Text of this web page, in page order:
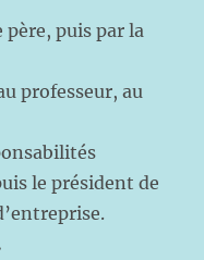
père, puis par la
professeur, au
le président de